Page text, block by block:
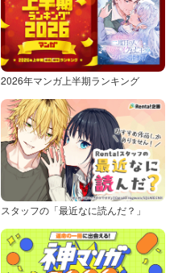
2026年マンガ上半期ランキング
スタッフの「最近なに読んだ？」